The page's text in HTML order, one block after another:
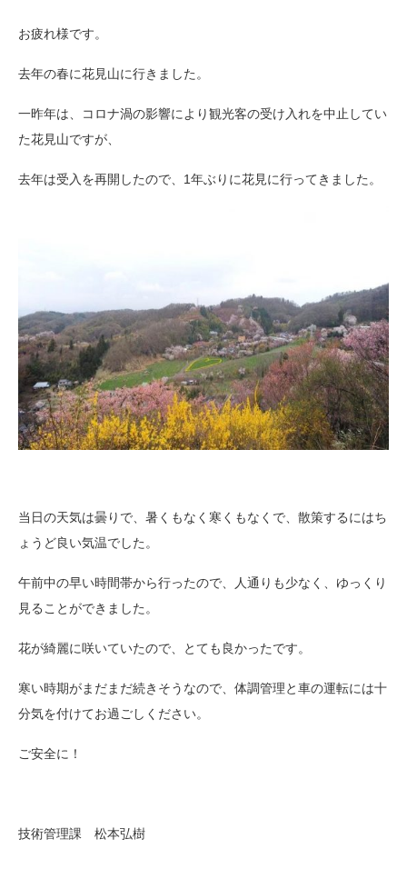
お疲れ様です。
去年の春に花見山に行きました。
一昨年は、コロナ渦の影響により観光客の受け入れを中止してい
た花見山ですが、
去年は受入を再開したので、1年ぶりに花見に行ってきました。
当日の天気は曇りで、暑くもなく寒くもなくで、散策するにはち
ょうど良い気温でした。
午前中の早い時間帯から行ったので、人通りも少なく、ゆっくり
見ることができました。
花が綺麗に咲いていたので、とても良かったです。
寒い時期がまだまだ続きそうなので、体調管理と車の運転には十
分気を付けてお過ごしください。
ご安全に！
技術管理課 松本弘樹